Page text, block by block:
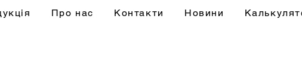
Про нас Контакти Новини